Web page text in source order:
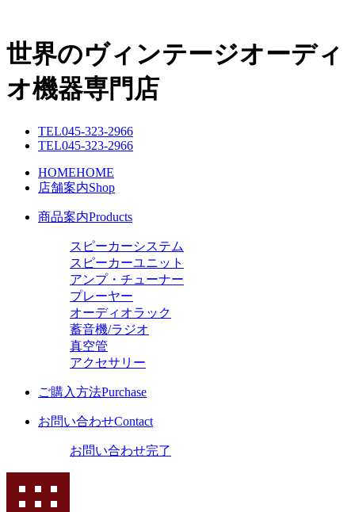
世界のヴィンテージオーディ
オ機器専門店
TEL045-323-2966
TEL045-323-2966
HOMEHOME
店舗案内Shop
商品案内Products
スピーカーシステム
スピーカーユニット
アンプ・チューナー
プレーヤー
オーディオラック
蓄音機/ラジオ
真空管
アクセサリー
ご購入方法Purchase
お問い合わせContact
お問い合わせ完了